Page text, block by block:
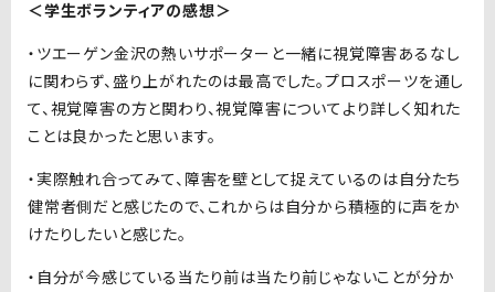
＜学生ボランティアの感想＞
・ツエーゲン金沢の熱いサポーターと一緒に視覚障害あるなし
に関わらず、盛り上がれたのは最高でした。プロスポーツを通し
て、視覚障害の方と関わり、視覚障害についてより詳しく知れた
ことは良かったと思います。
・実際触れ合ってみて、障害を壁として捉えているのは自分たち
健常者側だと感じたので、これからは自分から積極的に声をか
けたりしたいと感じた。
・自分が今感じている当たり前は当たり前じゃないことが分か